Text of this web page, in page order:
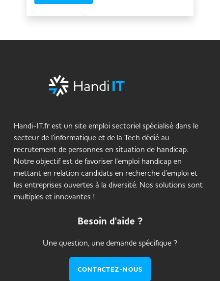
Handi-IT.fr est un site emploi sectoriel spécialisé dans le
secteur de l’informatique et de la Tech dédié au
recrutement de personnes en situation de handicap.
Notre objectif est de favoriser l’emploi handicap en
mettant en relation candidats en recherche d’emploi et
les entreprises ouvertes à la diversité. Nos solutions sont
multiples et innovantes !
Besoin d'aide ?
Une question, une demande spécifique ?
CONTACTEZ-NOUS